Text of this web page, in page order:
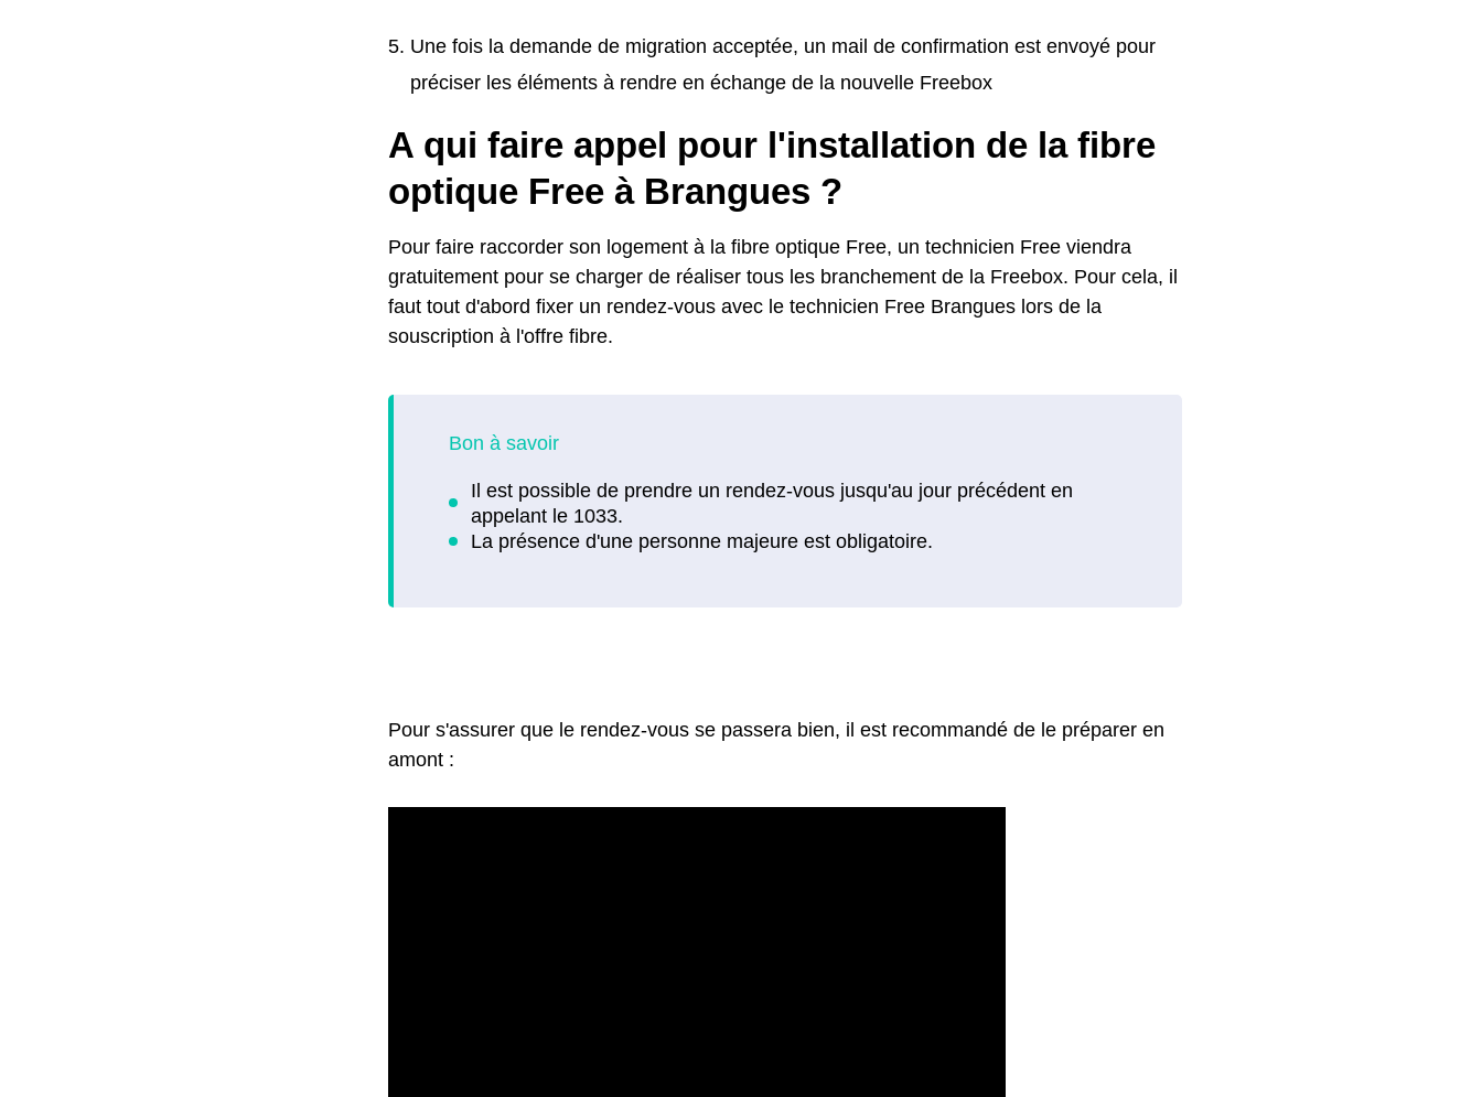
Une fois la demande de migration acceptée, un mail de confirmation est envoyé pour
préciser les éléments à rendre en échange de la nouvelle Freebox
A qui faire appel pour l'installation de la fibre
optique Free à Brangues ?
Pour faire raccorder son logement à la fibre optique Free, un technicien Free viendra
gratuitement pour se charger de réaliser tous les branchement de la Freebox. Pour cela, il
faut tout d'abord fixer un rendez-vous avec le technicien Free Brangues lors de la
souscription à l'offre fibre.
Pour s'assurer que le rendez-vous se passera bien, il est recommandé de le préparer en
amont :